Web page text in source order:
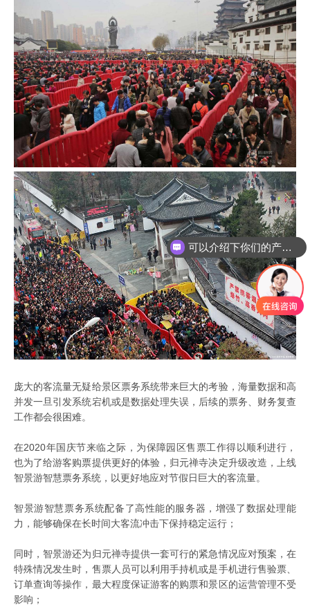
庞大的客流量无疑给景区票务系统带来巨大的考验，海量数据和高
并发一旦引发系统宕机或是数据处理失误，后续的票务、财务复查
工作都会很困难。
在2020年国庆节来临之际，为保障园区售票工作得以顺利进行，
也为了给游客购票提供更好的体验，归元禅寺决定升级改造，上线
智景游智慧票务系统，以更好地应对节假日巨大的客流量。
智景游智慧票务系统配备了高性能的服务器，增强了数据处理能
力，能够确保在长时间大客流冲击下保持稳定运行；
同时，智景游还为归元禅寺提供一套可行的紧急情况应对预案，在
特殊情况发生时，售票人员可以利用手持机或是手机进行售验票、
订单查询等操作，最大程度保证游客的购票和景区的运营管理不受
影响；
可以介绍下你们的产品么